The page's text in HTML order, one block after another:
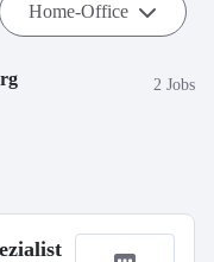
Home-Office
2 Jobs